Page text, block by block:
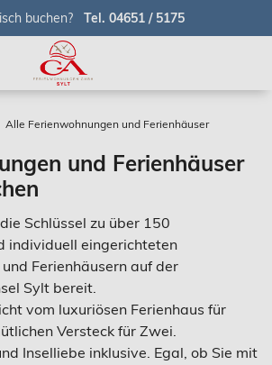
buchen? Tel. 04651 / 5175
Alle Ferienwohnungen und Ferienhäuser
und Ferienhäuser
Schlüssel zu über 150
individuell eingerichteten
Ferienhäusern auf der
Sylt bereit.
vom luxuriösen Ferienhaus für
Versteck für Zwei.
Inselliebe inklusive. Egal, ob Sie mit